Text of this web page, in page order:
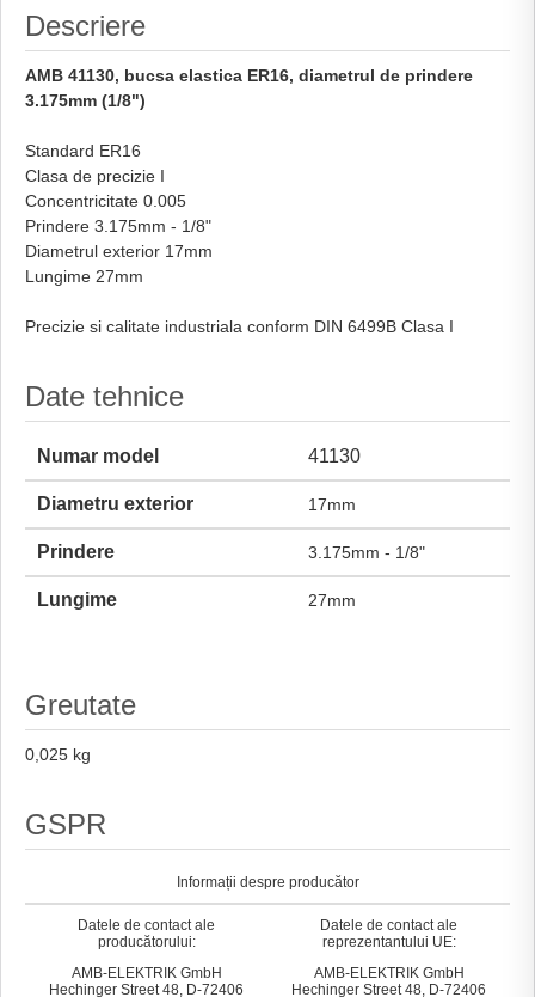
Descriere
AMB 41130, bucsa elastica ER16, diametrul de prindere
3.175mm (1/8")
Standard ER16
Clasa de precizie I
Concentricitate 0.005
Prindere 3.175mm - 1/8"
Diametrul exterior 17mm
Lungime 27mm
Precizie si calitate industriala conform DIN 6499B Clasa I
Date tehnice
Numar model 41130
Diametru exterior 17mm
Prindere 3.175mm - 1/8"
Lungime 27mm
Greutate
0,025 kg
GSPR
Informații despre producător
Datele de contact ale
producătorului:
AMB-ELEKTRIK GmbH
Hechinger Street 48, D-72406
Datele de contact ale
reprezentantului UE:
AMB-ELEKTRIK GmbH
Hechinger Street 48, D-72406